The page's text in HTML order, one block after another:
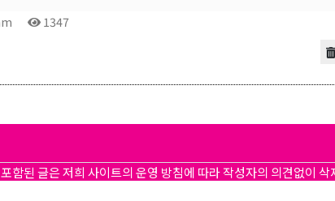
1347
함된 글은 저희 사이트의 운영 방침에 따라 작성자의 의견없이